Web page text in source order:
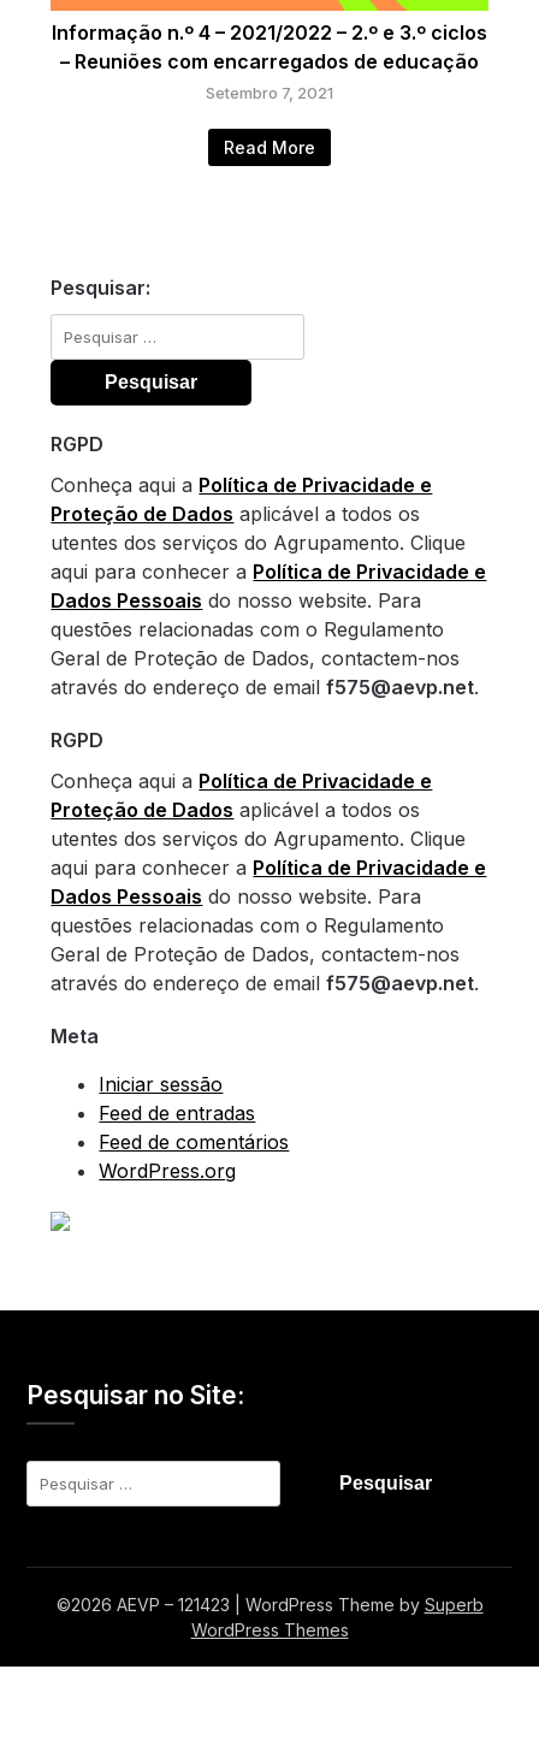
Informação n.º 4 – 2021/2022 – 2.º e 3.º ciclos
– Reuniões com encarregados de educação
Setembro 7, 2021
Read More
Pesquisar:
Pesquisar
por:
RGPD
Conheça aqui a Política de Privacidade e
Proteção de Dados aplicável a todos os
utentes dos serviços do Agrupamento. Clique
aqui para conhecer a Política de Privacidade e
Dados Pessoais do nosso website. Para
questões relacionadas com o Regulamento
Geral de Proteção de Dados, contactem-nos
através do endereço de emailf575@aevp.net.
RGPD
Conheça aqui a Política de Privacidade e
Proteção de Dados aplicável a todos os
utentes dos serviços do Agrupamento. Clique
aqui para conhecer a Política de Privacidade e
Dados Pessoais do nosso website. Para
questões relacionadas com o Regulamento
Geral de Proteção de Dados, contactem-nos
através do endereço de emailf575@aevp.net.
Meta
Iniciar sessão
Feed de entradas
Feed de comentários
WordPress.org
Pesquisar no Site:
Pesquisar
por:
©2026 AEVP – 121423 | WordPress Theme by Superb
WordPress Themes